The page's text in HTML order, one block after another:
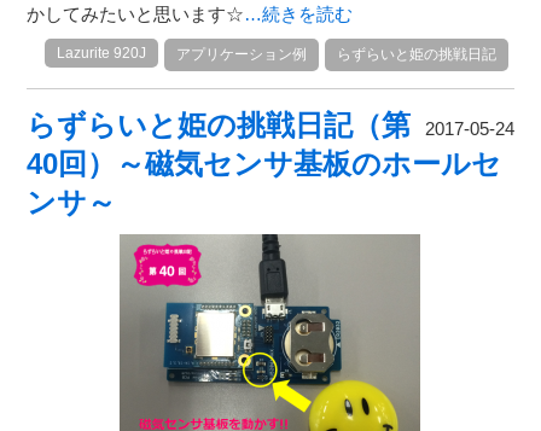
かしてみたいと思います☆…続きを読む
らずらいと姫の挑戦日記
アプリケーション例
Lazurite 920J
2017-05-24
らずらいと姫の挑戦日記（第
40回）～磁気センサ基板のホールセ
ンサ～